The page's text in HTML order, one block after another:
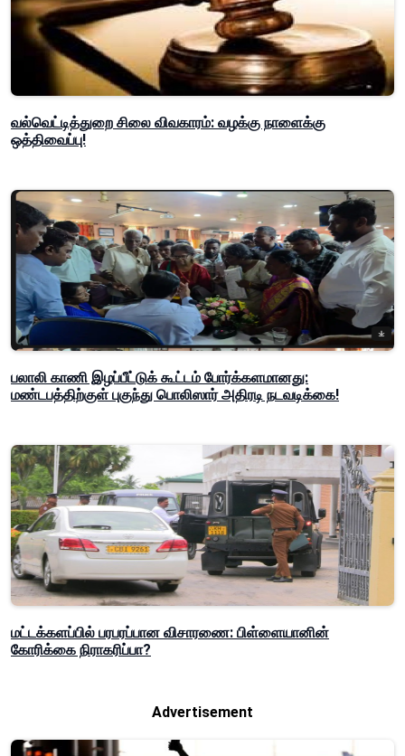
வல்வெட்டித்துறை சிலை விவகாரம்: வழக்கு நாளைக்கு
ஒத்திவைப்பு!
பலாலி காணி இழப்பீட்டுக் கூட்டம் போர்க்களமானது:
மண்டபத்திற்குள் புகுந்து பொலிஸார் அதிரடி நடவடிக்கை!
மட்டக்களப்பில் பரபரப்பான விசாரணை: பிள்ளையானின்
கோரிக்கை நிராகரிப்பா?
Advertisement